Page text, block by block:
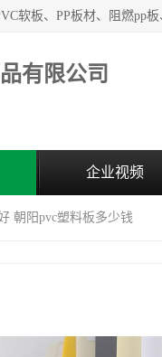
有限公司
企业视频
朝阳pvc塑料板多少钱